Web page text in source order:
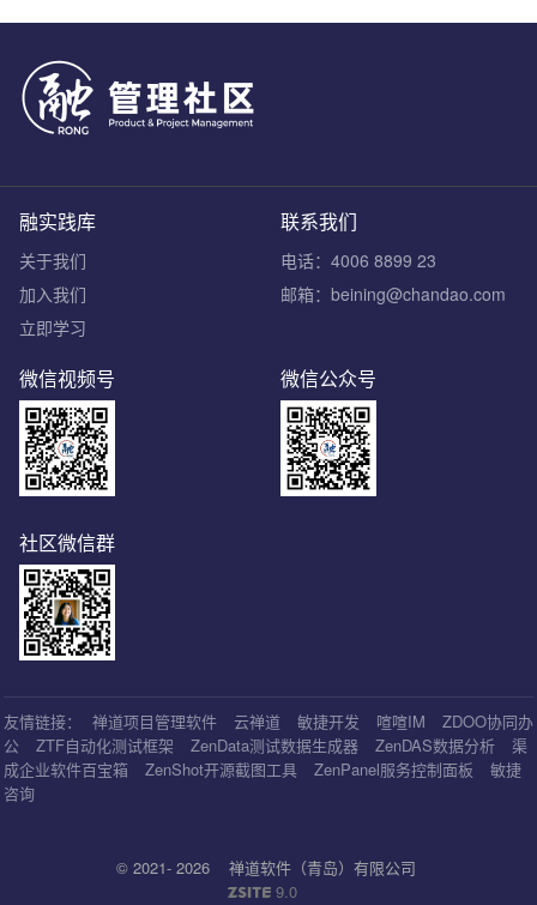
联系我们
电话：4006 8899 23
邮箱：beining@chandao.com
融实践库
关于我们
加入我们
立即学习
微信公众号
微信视频号
社区微信群
友情链接： 禅道项目管理软件 云禅道 敏捷开发 喧喧IM
ZDOO协同办
公
ZTF自动化测试框架 ZenData测试数据生成器 ZenDAS数据分析
渠
成企业软件百宝箱
ZenShot开源截图工具 ZenPanel服务控制面板
敏捷
咨询
© 2021- 2026 禅道软件（青岛）有限公司
9.0